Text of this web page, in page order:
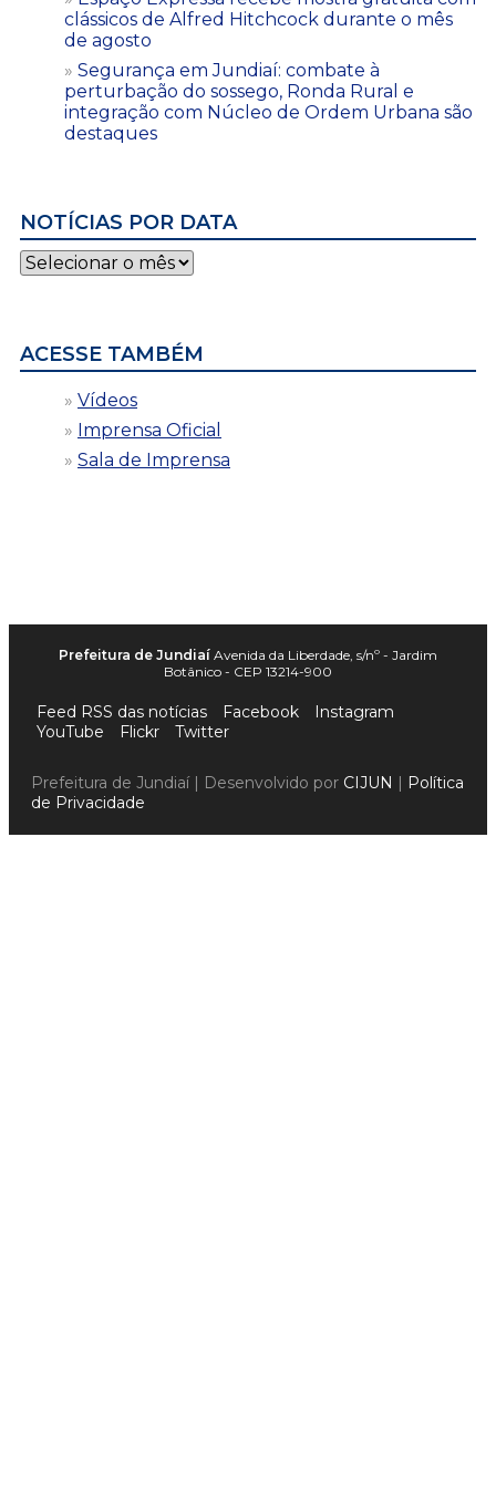
clássicos de Alfred Hitchcock durante o mês
de agosto
Segurança em Jundiaí: combate à
perturbação do sossego, Ronda Rural e
integração com Núcleo de Ordem Urbana são
destaques
NOTÍCIAS POR DATA
Notícias
por
ACESSE TAMBÉM
Vídeos
Imprensa Oficial
Sala de Imprensa
Prefeitura de Jundiaí Avenida da Liberdade, s/nº - Jardim
Botânico - CEP 13214-900
Feed RSS das notícias Facebook
Instagram
YouTube
Flickr Twitter
Prefeitura de Jundiaí | Desenvolvido por CIJUN | Política
de Privacidade